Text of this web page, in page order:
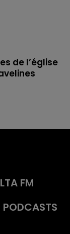
de l’église
FM
PODCASTS